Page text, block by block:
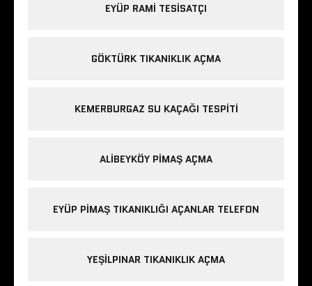
EYÜP RAMI TESISATÇI
GÖKTÜRK TIKANIKLIK AÇMA
KEMERBURGAZ SU KAÇAĞI TESPITI
ALIBEYKÖY PIMAŞ AÇMA
EYÜP PIMAŞ TIKANIKLIĞI AÇANLAR TELEFON
YEŞILPINAR TIKANIKLIK AÇMA